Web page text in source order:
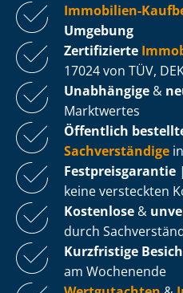
Immobilien-
Umgebung
Zertifizierte
17024 von TÜV,
Unabhängige &
Marktwertes
Öffentlich
Sachverständige
Fest­preis­ga­ran­tie
keine versteckten
Kostenlose &
durch
Kurzfristige
am Wochenende